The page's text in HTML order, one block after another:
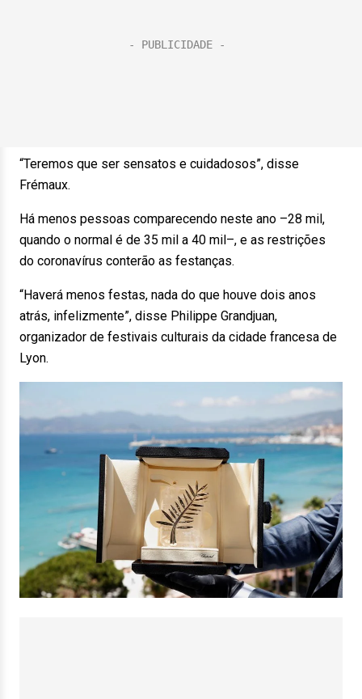
“Teremos que ser sensatos e cuidadosos”, disse
Frémaux.
Há menos pessoas comparecendo neste ano –28 mil,
quando o normal é de 35 mil a 40 mil–, e as restrições
do coronavírus conterão as festanças.
“Haverá menos festas, nada do que houve dois anos
atrás, infelizmente”, disse Philippe Grandjuan,
organizador de festivais culturais da cidade francesa de
Lyon.